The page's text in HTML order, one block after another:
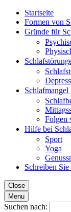
Startseite
Formen von
Gründe für
Schlafmangel
Folgen
Hilfe bei
Sport
Yoga
Schreiben
Close
Menu
Suchen nach: